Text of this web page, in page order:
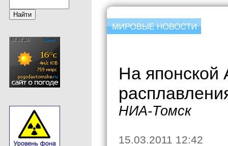
На японской
НИА-Томск
15.03.2011 12:42